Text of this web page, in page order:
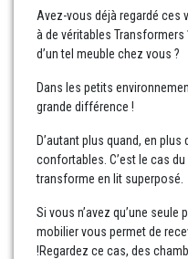
Avez-vous déjà regardé ces
à de véritables Transformers
d’un tel meuble chez vous ?
Dans les petits
grande différence !
D’autant plus quand, en
confortables. C’est le cas
transforme en lit superposé.
Si vous n’avez qu’une
mobilier vous permet de
!Regardez ce cas, des